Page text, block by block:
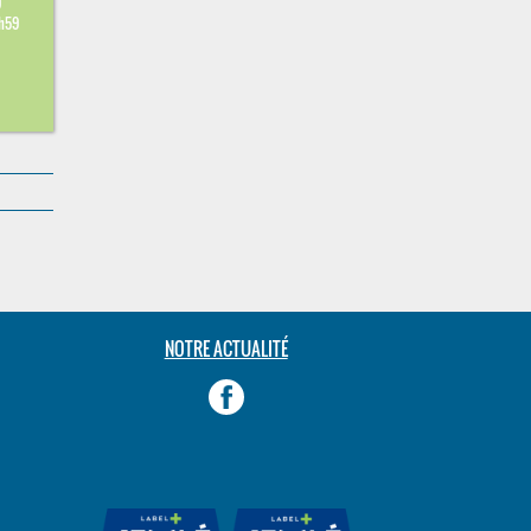
NOTRE ACTUALITÉ